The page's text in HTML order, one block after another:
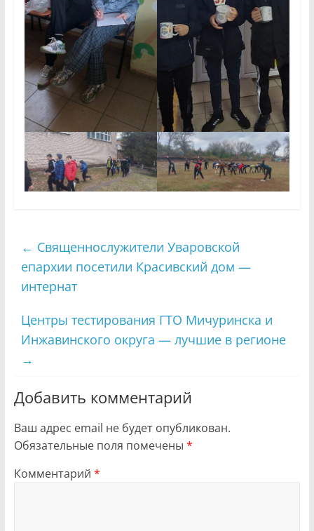
← Священнослужители Уваровской
епархии посетили Красивский дом —
интернат
Центры тестирования ГТО Мичуринска и
Инжавинского округа — лучшие в регионе
→
Добавить комментарий
Ваш адрес email не будет опубликован.
Обязательные поля помечены *
Комментарий *